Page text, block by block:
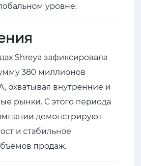
уровне.
Shreya зафиксировала
380 миллионов
охватывая внутренние и
рынки. С этого периода
демонстрируют
и стабильное
продаж.